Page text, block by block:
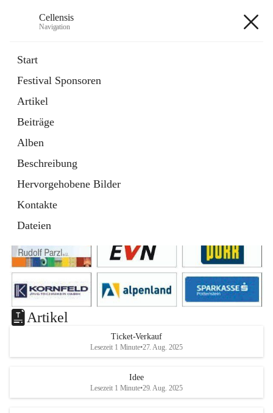
Cellensis
Navigation
Start
Festival Sponsoren
Artikel
Beiträge
Alben
Beschreibung
Hervorgehobene Bilder
Kontakte
Dateien
Festival Sponsoren
Artikel
Ticket-Verkauf
Lesezeit 1 Minute•27. Aug. 2025
Idee
Lesezeit 1 Minute•29. Aug. 2025